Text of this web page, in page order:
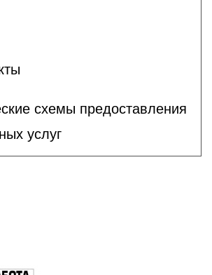
схемы предоставления
услуг